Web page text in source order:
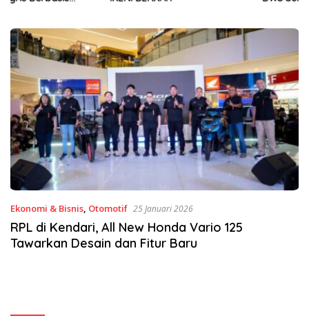
Ekonomi & Bisnis, Otomotif 25 Januari 2026
RPL di Kendari, All New Honda Vario 125
Tawarkan Desain dan Fitur Baru